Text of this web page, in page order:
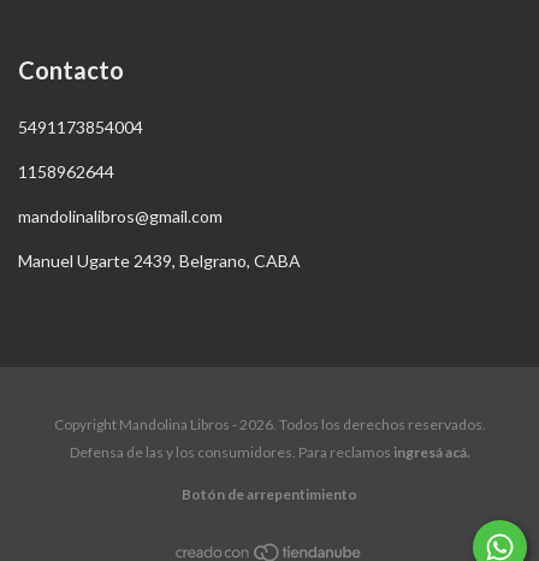
Contacto
5491173854004
1158962644
mandolinalibros@gmail.com
Manuel Ugarte 2439, Belgrano, CABA
Copyright Mandolina Libros - 2026. Todos los derechos reservados.
Defensa de las y los consumidores. Para reclamos ingresá acá.
Botón de arrepentimiento